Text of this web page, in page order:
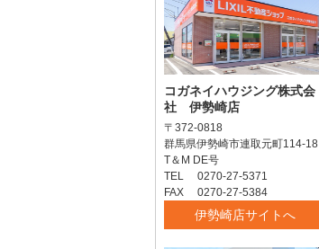
コガネイハウジング株式会
社 伊勢崎店
〒372-0818
群馬県伊勢崎市連取元町114-18
T＆M DE号
TEL 0270-27-5371
FAX 0270-27-5384
伊勢崎店サイトへ